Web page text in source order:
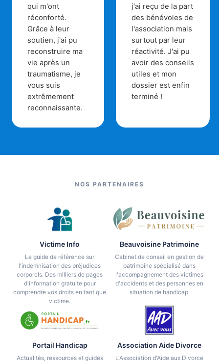
qui m'ont
réconforté.
Grâce à leur
soutien, j'ai pu
reconstruire ma
vie après un
traumatisme, je
vous suis
extrêmement
reconnaissante.
j'ai reçu de la part
des bénévoles de
l'association mais
surtout par leur
réactivité. J'ai pu
avoir des conseils
utiles et mon
dossier est enfin
terminé !
NOS PARTENAIRES
Victime Info
Le guide de référence sur
l'indemnisation des préjudices
corporels. Des milliers de pages
d'information gratuite pour
comprendre vos droits en tant que
victime.
Beauvoisine Patrimoine
Cabinet de conseil en gestion de
patrimoine spécialisé dans
l'accompagnement des victimes
d'accidents et des personnes en
situation de handicap.
Portail Handicap
Actualités, ressources et guides
Association Aide Divorce
L'Association d'Aide aux Divorce